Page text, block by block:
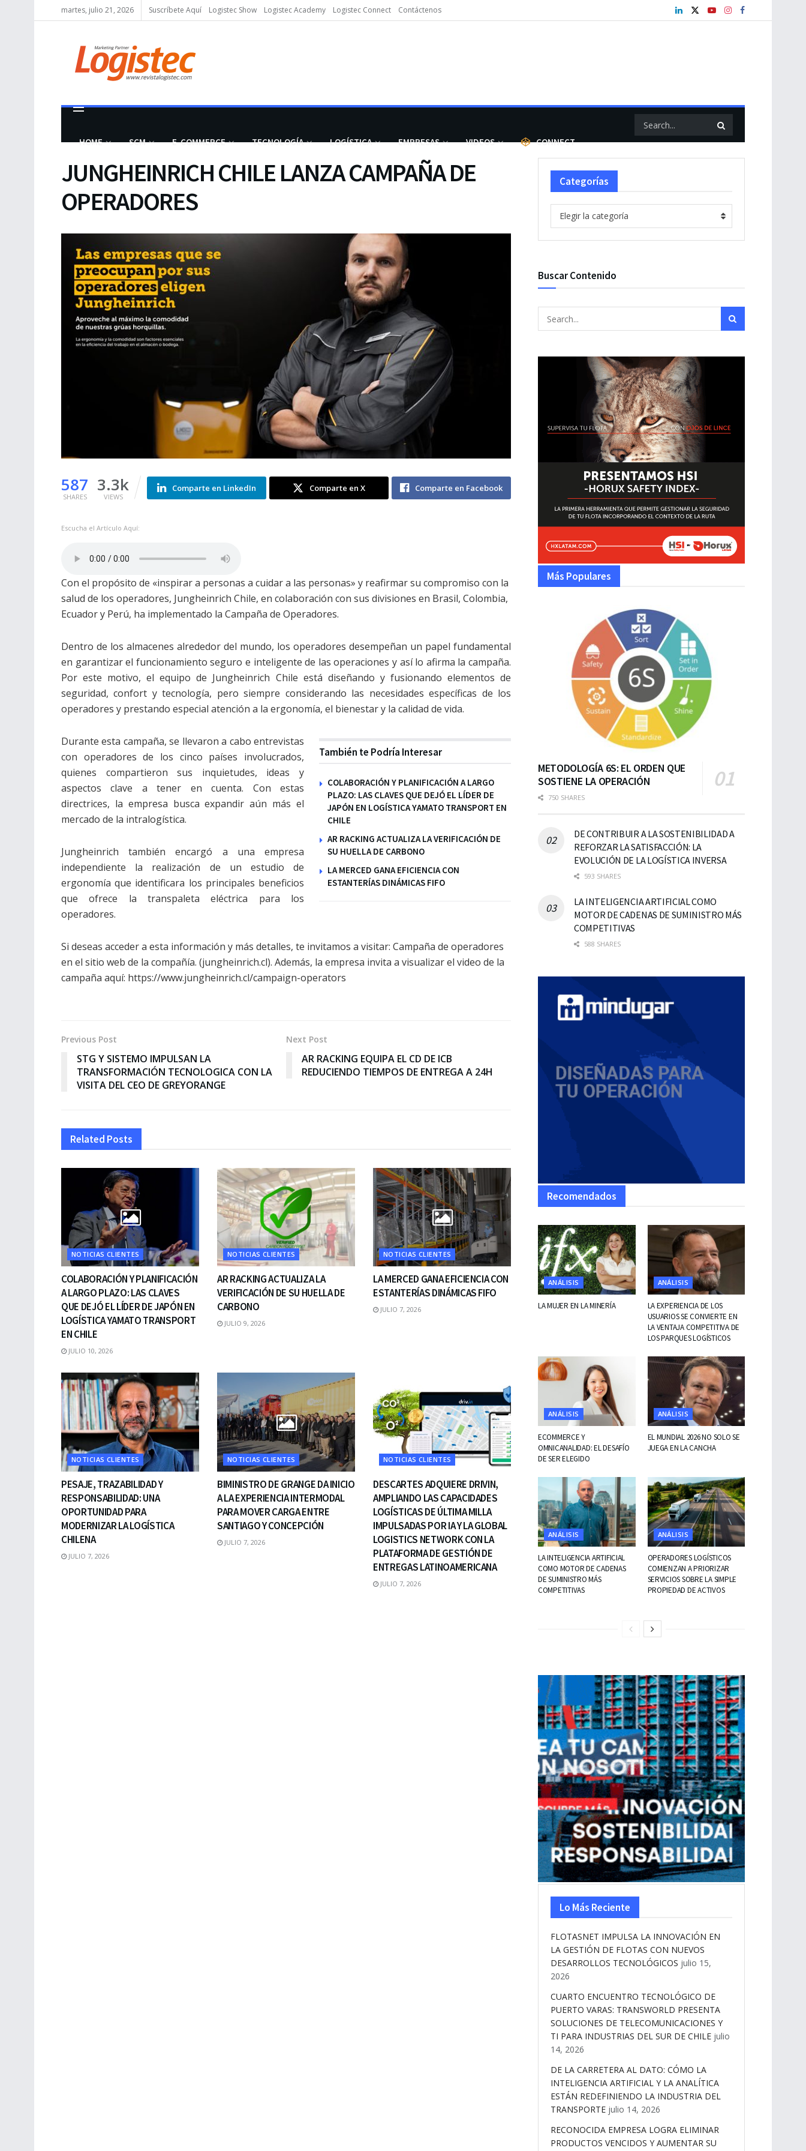
martes, julio 21, 2026 Suscríbete Aquí Logistec Show Logistec Academy Logistec Connect Contáctenos
HOME SCM E-COMMERCE TECNOLOGÍA LOGÍSTICA EMPRESAS VIDEOS CONNECT
JUNGHEINRICH CHILE LANZA CAMPAÑA DE
OPERADORES
587
SHARES
3.3k
VIEWS
Comparte en LinkedIn Comparte en X Comparte en Facebook
Escucha el Artículo Aquí:
Con el propósito de «inspirar a personas a cuidar a las personas» y reafirmar su compromiso con la
salud de los operadores, Jungheinrich Chile, en colaboración con sus divisiones en Brasil, Colombia,
Ecuador y Perú, ha implementado la Campaña de Operadores.
Dentro de los almacenes alrededor del mundo, los operadores desempeñan un papel fundamental
en garantizar el funcionamiento seguro e inteligente de las operaciones y así lo afirma la campaña.
Por este motivo, el equipo de Jungheinrich Chile está diseñando y fusionando elementos de
seguridad, confort y tecnología, pero siempre considerando las necesidades específicas de los
operadores y prestando especial atención a la ergonomía, el bienestar y la calidad de vida.
También te Podría Interesar
COLABORACIÓN Y PLANIFICACIÓN A LARGO
PLAZO: LAS CLAVES QUE DEJÓ EL LÍDER DE
JAPÓN EN LOGÍSTICA YAMATO TRANSPORT EN
CHILE
AR RACKING ACTUALIZA LA VERIFICACIÓN DE
SU HUELLA DE CARBONO
LA MERCED GANA EFICIENCIA CON
ESTANTERÍAS DINÁMICAS FIFO
Durante esta campaña, se llevaron a cabo entrevistas
con operadores de los cinco países involucrados,
quienes compartieron sus inquietudes, ideas y
aspectos clave a tener en cuenta. Con estas
directrices, la empresa busca expandir aún más el
mercado de la intralogística.
Jungheinrich también encargó a una empresa
independiente la realización de un estudio de
ergonomía que identificara los principales beneficios
que ofrece la transpaleta eléctrica para los
operadores.
Si deseas acceder a esta información y más detalles, te invitamos a visitar: Campaña de operadores
en el sitio web de la compañía. (jungheinrich.cl). Además, la empresa invita a visualizar el video de la
campaña aquí: https://www.jungheinrich.cl/campaign-operators
Previous Post
STG Y SISTEMO IMPULSAN LA
TRANSFORMACIÓN TECNOLOGICA CON LA
VISITA DEL CEO DE GREYORANGE
Next Post
AR RACKING EQUIPA EL CD DE ICB
REDUCIENDO TIEMPOS DE ENTREGA A 24H
Related Posts
NOTICIAS CLIENTES
COLABORACIÓN Y PLANIFICACIÓN
A LARGO PLAZO: LAS CLAVES
QUE DEJÓ EL LÍDER DE JAPÓN EN
LOGÍSTICA YAMATO TRANSPORT
EN CHILE
JULIO 10, 2026
NOTICIAS CLIENTES
AR RACKING ACTUALIZA LA
VERIFICACIÓN DE SU HUELLA DE
CARBONO
JULIO 9, 2026
NOTICIAS CLIENTES
LA MERCED GANA EFICIENCIA CON
ESTANTERÍAS DINÁMICAS FIFO
JULIO 7, 2026
NOTICIAS CLIENTES
PESAJE, TRAZABILIDAD Y
RESPONSABILIDAD: UNA
OPORTUNIDAD PARA
MODERNIZAR LA LOGÍSTICA
CHILENA
JULIO 7, 2026
NOTICIAS CLIENTES
BIMINISTRO DE GRANGE DA INICIO
A LA EXPERIENCIA INTERMODAL
PARA MOVER CARGA ENTRE
SANTIAGO Y CONCEPCIÓN
JULIO 7, 2026
NOTICIAS CLIENTES
DESCARTES ADQUIERE DRIVIN,
AMPLIANDO LAS CAPACIDADES
LOGÍSTICAS DE ÚLTIMA MILLA
IMPULSADAS POR IA Y LA GLOBAL
LOGISTICS NETWORK CON LA
PLATAFORMA DE GESTIÓN DE
ENTREGAS LATINOAMERICANA
JULIO 7, 2026
Categorías
Categorías
Elegir la categoría
Buscar Contenido
Más Populares
METODOLOGÍA 6S: EL ORDEN QUE
SOSTIENE LA OPERACIÓN
750 SHARES
DE CONTRIBUIR A LA SOSTENIBILIDAD A
REFORZAR LA SATISFACCIÓN: LA
EVOLUCIÓN DE LA LOGÍSTICA INVERSA
593 SHARES
LA INTELIGENCIA ARTIFICIAL COMO
MOTOR DE CADENAS DE SUMINISTRO MÁS
COMPETITIVAS
588 SHARES
Recomendados
ANÁLISIS
LA MUJER EN LA MINERÍA
ANÁLISIS
LA EXPERIENCIA DE LOS
USUARIOS SE CONVIERTE EN
LA VENTAJA COMPETITIVA DE
LOS PARQUES LOGÍSTICOS
ANÁLISIS
ECOMMERCE Y
OMNICANALIDAD: EL DESAFÍO
DE SER ELEGIDO
ANÁLISIS
EL MUNDIAL 2026 NO SOLO SE
JUEGA EN LA CANCHA
ANÁLISIS
LA INTELIGENCIA ARTIFICIAL
COMO MOTOR DE CADENAS
DE SUMINISTRO MÁS
COMPETITIVAS
ANÁLISIS
OPERADORES LOGÍSTICOS
COMIENZAN A PRIORIZAR
SERVICIOS SOBRE LA SIMPLE
PROPIEDAD DE ACTIVOS
Lo Más Reciente
FLOTASNET IMPULSA LA INNOVACIÓN EN
LA GESTIÓN DE FLOTAS CON NUEVOS
DESARROLLOS TECNOLÓGICOS julio 15,
2026
CUARTO ENCUENTRO TECNOLÓGICO DE
PUERTO VARAS: TRANSWORLD PRESENTA
SOLUCIONES DE TELECOMUNICACIONES Y
TI PARA INDUSTRIAS DEL SUR DE CHILE julio
14, 2026
DE LA CARRETERA AL DATO: CÓMO LA
INTELIGENCIA ARTIFICIAL Y LA ANALÍTICA
ESTÁN REDEFINIENDO LA INDUSTRIA DEL
TRANSPORTE julio 14, 2026
RECONOCIDA EMPRESA LOGRA ELIMINAR
PRODUCTOS VENCIDOS Y AUMENTAR SU